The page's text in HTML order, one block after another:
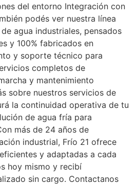
del entorno Integración con
podés ver nuestra línea
agua industriales, pensados
y 100% fabricados en
y soporte técnico para
completos de
y mantenimiento
sobre nuestros servicios de
la continuidad operativa de tu
de agua fría para
más de 24 años de
industrial, Frío 21 ofrece
y adaptadas a cada
hoy mismo y recibí
sin cargo. Contactanos